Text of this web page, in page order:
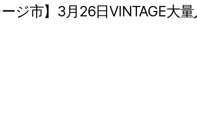
ジ市】3月26日VINTAGE大量